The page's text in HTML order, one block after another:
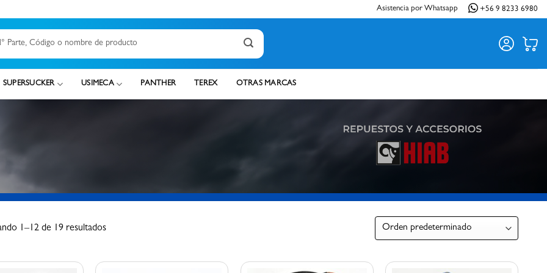
Asistencia por Whatsapp +56 9 8233 6980
SUPERSUCKER USIMECA PANTHER TEREX OTRAS MARCAS
1–12 de 19 resultados